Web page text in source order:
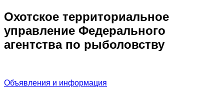
Охотское территориальное
управление Федерального
агентства по рыболовству
Объявления и информация